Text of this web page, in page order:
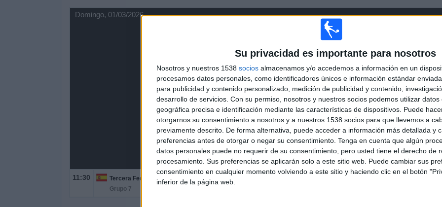
Su privacidad es importante para nosotros
Nosotros y nuestros 1538 socios almacenamos y/o accedemos a información en un
procesamos datos personales, como identificadores únicos e información estándar
para publicidad y contenido personalizado, medición de publicidad y contenido,
desarrollo de servicios. Con su permiso, nosotros y nuestros socios podemos utilizar datos
geográfica precisa e identificación mediante las características de dispositivos. Puede
otorgarnos su consentimiento a nosotros y a nuestros 1538 socios para que llevemos a
previamente descrito. De forma alternativa, puede acceder a información más detallada y
preferencias antes de otorgar o negar su consentimiento. Tenga en cuenta que algún
datos personales puede no requerir de su consentimiento, pero usted tiene el derecho de
procesamiento. Sus preferencias se aplicarán solo a este sitio web. Puede cambiar sus
consentimiento en cualquier momento volviendo a este sitio y haciendo clic en el botón
inferior de la página web.
Domingo, 01/03/2026
11:30
Tercera Federación
Grupo 7
TrivalValderas